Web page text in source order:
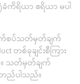
ကိရိယာ ဧရိယာ မပါ
စပ်သတ်မှတ်ချက်
တစ်ခုချင်းစီကြား
။ သတ်မှတ်ချက်
ည်ပါသည်။